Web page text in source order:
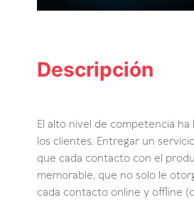
Descripción
El alto nivel de competencia
los clientes. Entregar un
que cada contacto con el
memorable, que no solo le
cada contacto online y offline